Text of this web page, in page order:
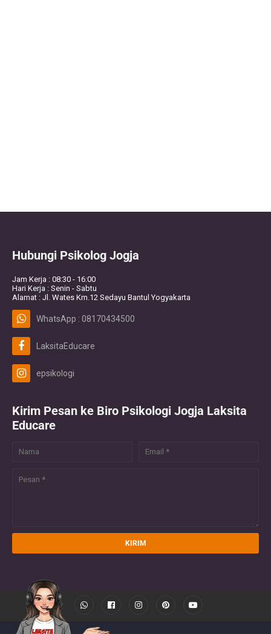
Hubungi Psikolog Jogja
Jam Kerja : 08:30 - 16:00
Hari Kerja : Senin - Sabtu
Alamat : Jl. Wates Km.12 Sedayu Bantul Yogyakarta
WhatsApp : 08170434500
LaksitaEducare
epsikologi
Kirim Pesan ke Biro Psikologi Jogja Laksita
Educare